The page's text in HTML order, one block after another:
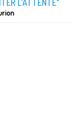
L'ATTENTE"